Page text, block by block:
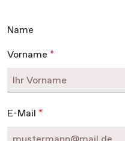
Name
Vorname *
E-Mail *